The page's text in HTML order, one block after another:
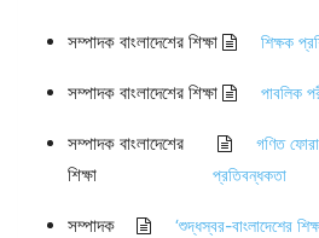
সম্পাদক বাংলাদেশের শিক্ষা শিক্ষক
সম্পাদক বাংলাদেশের শিক্ষা পাবলিক
সম্পাদক বাংলাদেশের
শিক্ষা
গণিত
প্রতিবন্ধকতা
সম্পাদক
‘শুদ্ধস্বর-বাংলাদেশের